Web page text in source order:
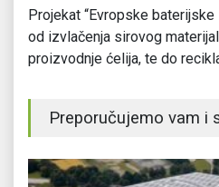
Projekat “Evropske
od izvlačenja sirovog
proizvodnje ćelija, te do
Preporučujemo vam i